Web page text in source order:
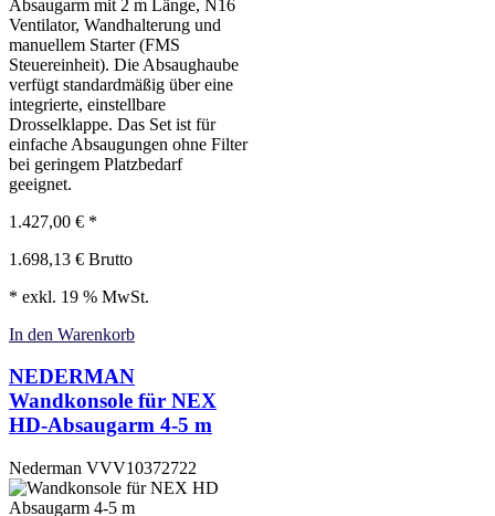
Absaugarm mit 2 m Länge, N16
Ventilator, Wandhalterung und
manuellem Starter (FMS
Steuereinheit). Die Absaughaube
verfügt standardmäßig über eine
integrierte, einstellbare
Drosselklappe. Das Set ist für
einfache Absaugungen ohne Filter
bei geringem Platzbedarf
geeignet.
1.427,00 € *
1.698,13 € Brutto
* exkl. 19 % MwSt.
In den Warenkorb
NEDERMAN
Wandkonsole für NEX
HD-Absaugarm 4-5 m
Nederman VVV10372722